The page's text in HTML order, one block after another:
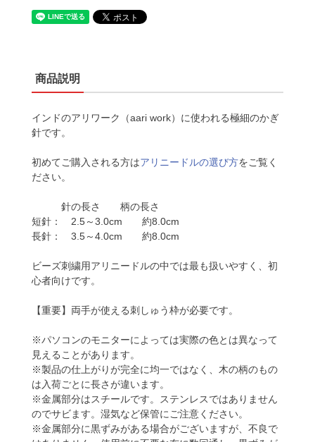
商品説明
インドのアリワーク（aari work）に使われる極細のかぎ
針です。
初めてご購入される方はアリニードルの選び方をご覧く
ださい。
針の長さ 柄の長さ
短針： 2.5～3.0cm 約8.0cm
長針： 3.5～4.0cm 約8.0cm
ビーズ刺繍用アリニードルの中では最も扱いやすく、初
心者向けです。
【重要】両手が使える刺しゅう枠が必要です。
※パソコンのモニターによっては実際の色とは異なって
見えることがあります。
※製品の仕上がりが完全に均一ではなく、木の柄のもの
は入荷ごとに長さが違います。
※金属部分はスチールです。ステンレスではありません
のでサビます。湿気など保管にご注意ください。
※金属部分に黒ずみがある場合がございますが、不良で